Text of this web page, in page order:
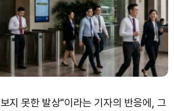
지 못한 발상"이라는 기자의 반응에, 그